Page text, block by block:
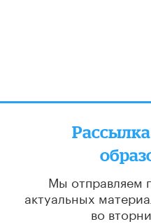
Мы отправляем
актуальных
во